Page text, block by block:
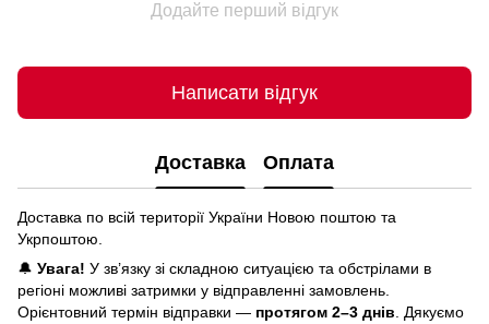
Додайте перший відгук
Написати відгук
Доставка Оплата
Доставка по всій території України Новою поштою та
Укрпоштою.
🔔 Увага! У зв’язку зі складною ситуацією та обстрілами в
регіоні можливі затримки у відправленні замовлень.
Орієнтовний термін відправки — протягом 2–3 днів . Дякуємо